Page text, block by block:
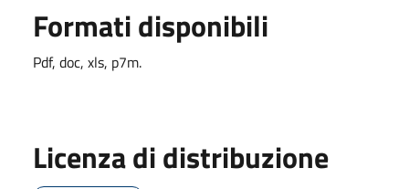
Formati disponibili
Pdf, doc, xls, p7m.
Licenza di distribuzione